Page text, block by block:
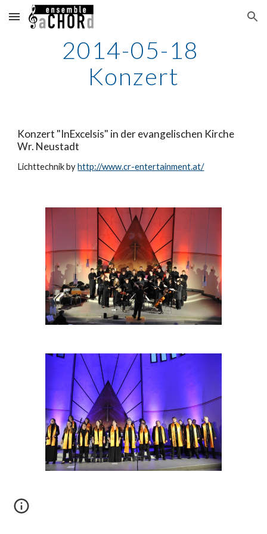
Skip to main content Skip to navigation
2014-05-18
Konzert
Konzert "InExcelsis" in der evangelischen Kirche
Wr. Neustadt
Lichttechnik by http://www.cr-entertainment.at/